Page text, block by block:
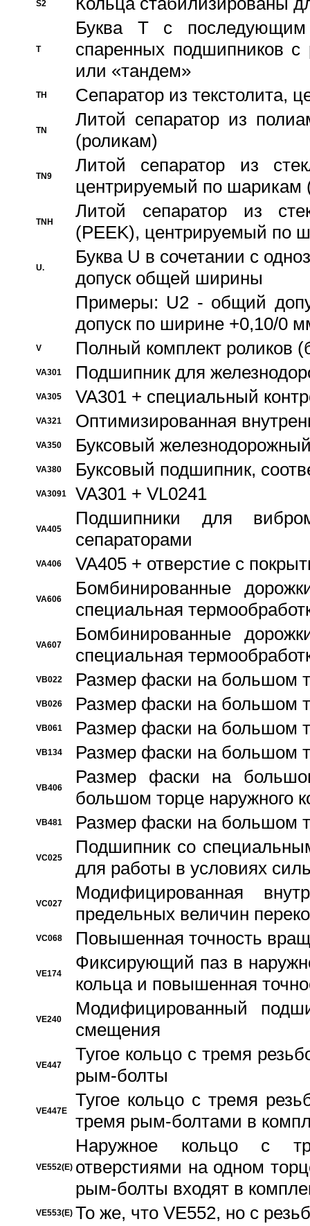
S2
T
Буква T с
спаренных подшипников
или «тандем»
TH Сепаратор из текстолита,
TN
Литой сепаратор из
(роликам)
TN9
Литой сепаратор из
центрируемый по шарикам
TNH
Литой сепаратор из
(PEEK), центрируемый по
U.
Буква U в сочетании с
допуск общей ширины
Примеры: U2 - общий
допуск по ширине +0,10/0
V Полный комплект роликов
VA301 Подшипник для
VA305 VA301 + специальный
VA321 Оптимизированная
VA350 Буксовый
VA380 Буксовый подшипник,
VA3091 VA301 + VL0241
VA405
Подшипники для
сепараторами
VA406 VA405 + отверстие с
VA606
Бомбинированные
специальная
VA607
Бомбинированные
специальная
VB022 Размер фаски на большом
VB026 Размер фаски на большом
VB061 Размер фаски на большом
VB134 Размер фаски на большом
VB406
Размер фаски на
большом торце наружного
VB481 Размер фаски на большом
VC025
Подшипник со
для работы в условиях
VC027
Модифицированная
предельных величин
VC068 Повышенная точность
VE174
Фиксирующий паз в
кольца и повышенная
VE240
Модифицированный
смещения
VE447
Тугое кольцо с тремя
рым-болты
VE447E
Тугое кольцо с тремя
тремя рым-болтами в
VE552(E)
Наружное кольцо с
отверстиями на одном
рым-болты входят в
VE553(E) То же, что VE552, но с